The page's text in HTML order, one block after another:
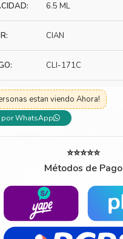
6.5 ML
CIAN
CLI-171C
estan viendo Ahora!
por WhatsApp
⭐⭐⭐⭐⭐
Métodos de Pago